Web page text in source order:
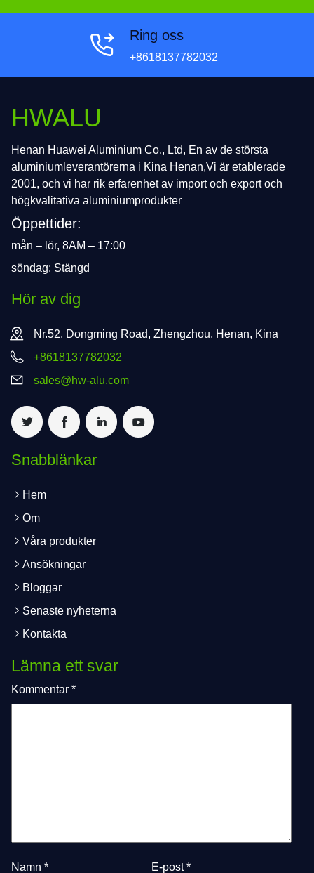
Ring oss
+8618137782032
HWALU
Henan Huawei Aluminium Co., Ltd, En av de största
aluminiumleverantörerna i Kina Henan,Vi är etablerade
2001, och vi har rik erfarenhet av import och export och
högkvalitativa aluminiumprodukter
Öppettider:
mån – lör, 8AM – 17:00
söndag: Stängd
Hör av dig
Nr.52, Dongming Road, Zhengzhou, Henan, Kina
+8618137782032
sales@hw-alu.com
Snabblänkar
Hem
Om
Våra produkter
Ansökningar
Bloggar
Senaste nyheterna
Kontakta
Lämna ett svar
Kommentar *
Namn * E-post*